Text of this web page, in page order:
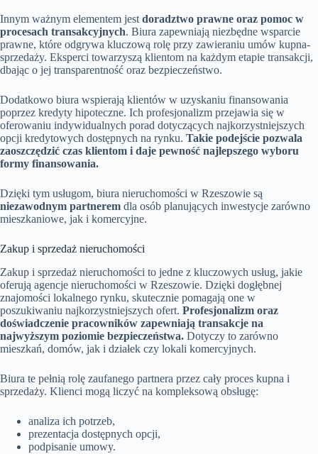
Innym ważnym elementem jest doradztwo prawne oraz pomoc w
procesach transakcyjnych. Biura zapewniają niezbędne wsparcie
prawne, które odgrywa kluczową rolę przy zawieraniu umów kupna-
sprzedaży. Eksperci towarzyszą klientom na każdym etapie transakcji,
dbając o jej transparentność oraz bezpieczeństwo.
Dodatkowo biura wspierają klientów w uzyskaniu finansowania
poprzez kredyty hipoteczne. Ich profesjonalizm przejawia się w
oferowaniu indywidualnych porad dotyczących najkorzystniejszych
opcji kredytowych dostępnych na rynku. Takie podejście pozwala
zaoszczędzić czas klientom i daje pewność najlepszego wyboru
formy finansowania.
Dzięki tym usługom, biura nieruchomości w Rzeszowie są
niezawodnym partnerem dla osób planujących inwestycje zarówno
mieszkaniowe, jak i komercyjne.
Zakup i sprzedaż nieruchomości
Zakup i sprzedaż nieruchomości to jedne z kluczowych usług, jakie
oferują agencje nieruchomości w Rzeszowie. Dzięki dogłębnej
znajomości lokalnego rynku, skutecznie pomagają one w
poszukiwaniu najkorzystniejszych ofert. Profesjonalizm oraz
doświadczenie pracowników zapewniają transakcje na
najwyższym poziomie bezpieczeństwa. Dotyczy to zarówno
mieszkań, domów, jak i działek czy lokali komercyjnych.
Biura te pełnią rolę zaufanego partnera przez cały proces kupna i
sprzedaży. Klienci mogą liczyć na kompleksową obsługę:
analiza ich potrzeb,
prezentacja dostępnych opcji,
podpisanie umowy.